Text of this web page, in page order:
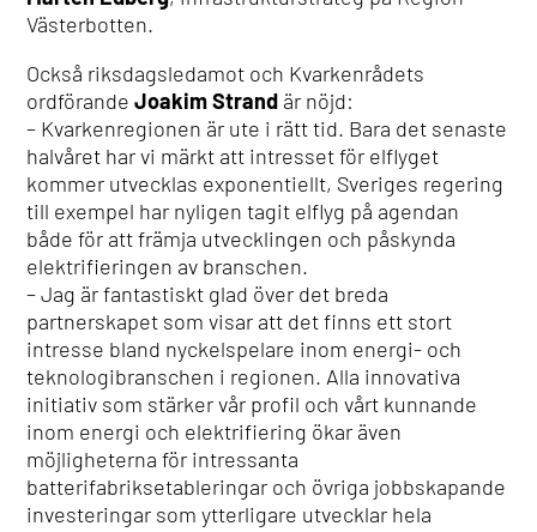
Västerbotten.
Också riksdagsledamot och Kvarkenrådets
ordförandeJoakim Strand är nöjd:
– Kvarkenregionen är ute i rätt tid. Bara det senaste
halvåret har vi märkt att intresset för elflyget
kommer utvecklas exponentiellt, Sveriges regering
till exempel har nyligen tagit elflyg på agendan
både för att främja utvecklingen och påskynda
elektrifieringen av branschen.
– Jag är fantastiskt glad över det breda
partnerskapet som visar att det finns ett stort
intresse bland nyckelspelare inom energi- och
teknologibranschen i regionen. Alla innovativa
initiativ som stärker vår profil och vårt kunnande
inom energi och elektrifiering ökar även
möjligheterna för intressanta
batterifabriksetableringar och övriga jobbskapande
investeringar som ytterligare utvecklar hela